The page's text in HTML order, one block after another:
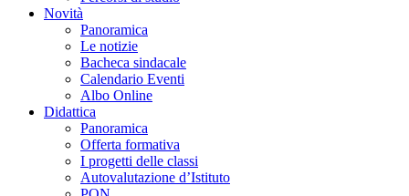
Novità
Panoramica
Le notizie
Bacheca sindacale
Calendario Eventi
Albo Online
Didattica
Panoramica
Offerta formativa
I progetti delle classi
Autovalutazione d’Istituto